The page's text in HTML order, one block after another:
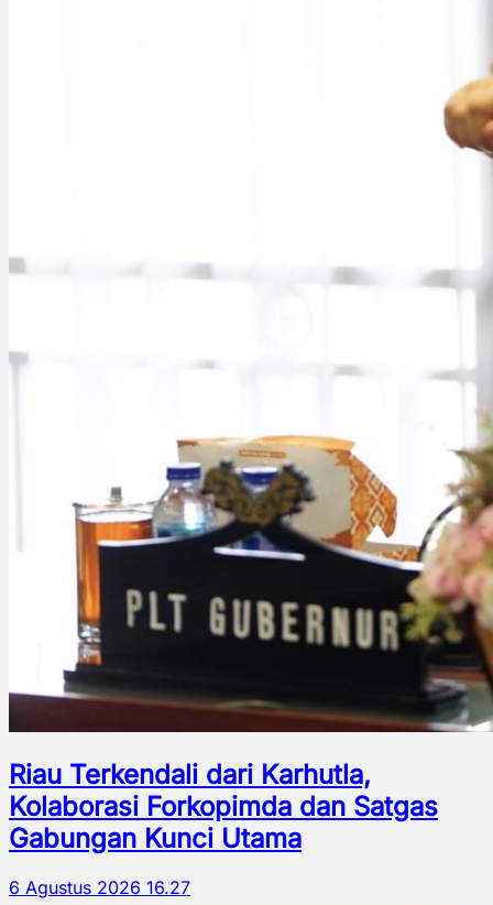
Riau Terkendali dari Karhutla,
Kolaborasi Forkopimda dan Satgas
Gabungan Kunci Utama
6 Agustus 2026 16.27